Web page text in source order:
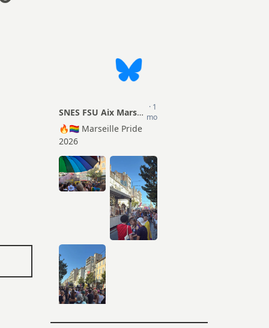
CPE
Psy-EN
Documentalistes
Droits et Libertés
Congrés académiques du
Lettres d’information
Rubrique Culture
Infos FSU